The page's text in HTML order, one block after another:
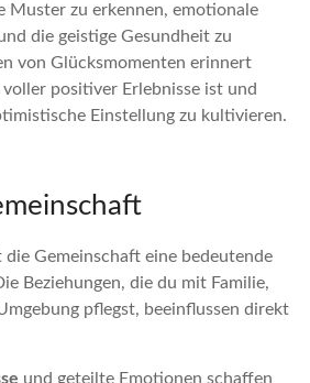
Muster zu erkennen, emotionale
die geistige Gesundheit zu
von Glücksmomenten erinnert
voller positiver Erlebnisse ist und
Einstellung zu kultivieren.
die Gemeinschaft eine bedeutende
Beziehungen, die du mit Familie,
pflegst, beeinflussen direkt
und geteilte Emotionen schaffen